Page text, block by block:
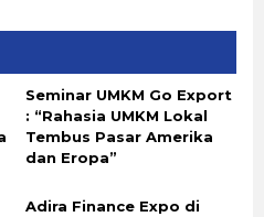
Seminar UMKM Go Export
: “Rahasia UMKM Lokal
Tembus Pasar Amerika
dan Eropa”
Adira Finance Expo di